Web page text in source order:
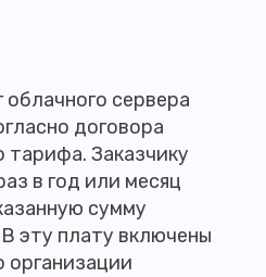
облачного сервера
договора
тарифа. Заказчику
в год или месяц
сумму
эту плату включены
организации